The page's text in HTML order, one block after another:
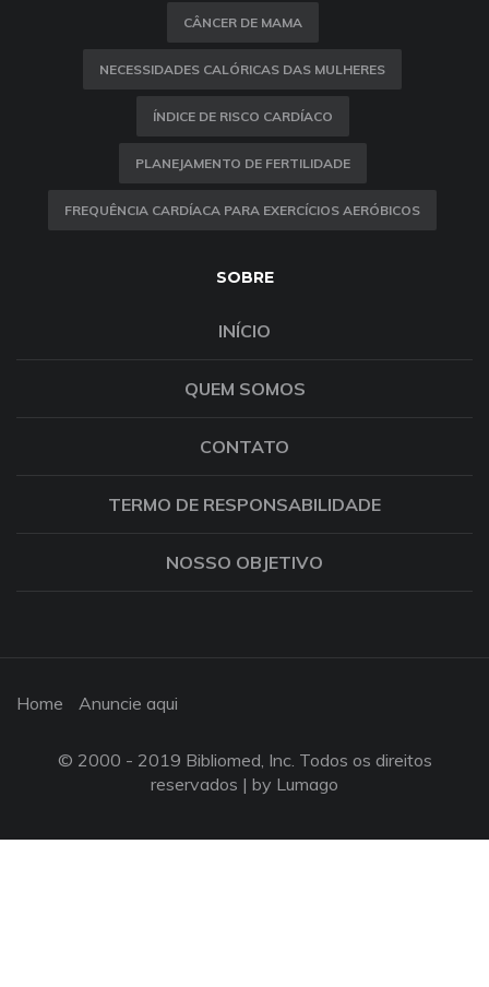
CÂNCER DE MAMA
NECESSIDADES CALÓRICAS DAS MULHERES
ÍNDICE DE RISCO CARDÍACO
PLANEJAMENTO DE FERTILIDADE
FREQUÊNCIA CARDÍACA PARA EXERCÍCIOS AERÓBICOS
SOBRE
INÍCIO
QUEM SOMOS
CONTATO
TERMO DE RESPONSABILIDADE
NOSSO OBJETIVO
Home Anuncie aqui
© 2000 - 2019 Bibliomed, Inc. Todos os direitos
reservados | by Lumago